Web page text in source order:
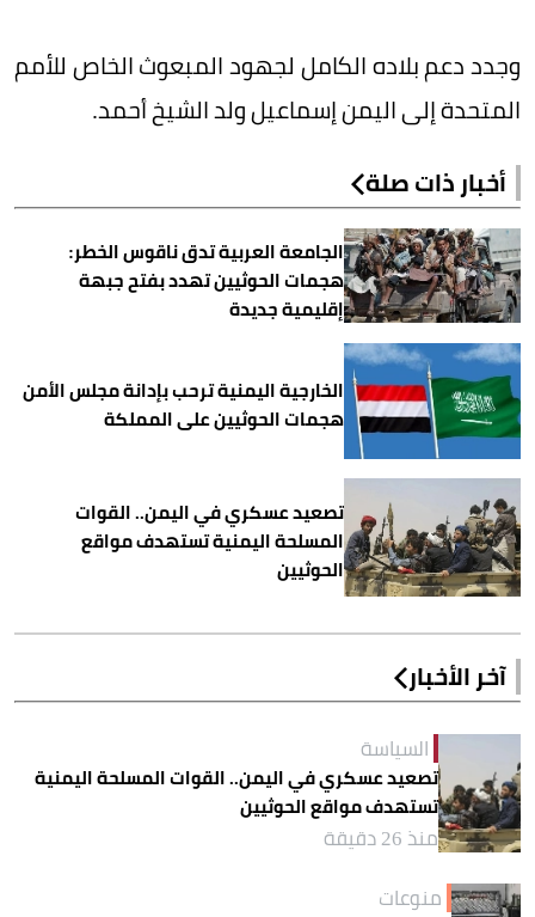
وجدد دعم بلاده الكامل لجهود المبعوث الخاص للأمم
المتحدة إلى اليمن إسماعيل ولد الشيخ أحمد.
أخبار ذات صلة
الجامعة العربية تدق ناقوس الخطر:
هجمات الحوثيين تهدد بفتح جبهة
إقليمية جديدة
الخارجية اليمنية ترحب بإدانة مجلس الأمن
هجمات الحوثيين على المملكة
تصعيد عسكري في اليمن.. القوات
المسلحة اليمنية تستهدف مواقع
الحوثيين
آخر الأخبار
السياسة
تصعيد عسكري في اليمن.. القوات المسلحة اليمنية
تستهدف مواقع الحوثيين
منذ 26 دقيقة
منوعات